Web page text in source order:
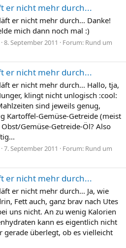
er nicht mehr durch...
er nicht mehr durch... Danke!
mich dann noch mal :)
8. September 2011 Forum: Rund um
er nicht mehr durch...
er nicht mehr durch... Hallo, tja,
klingt nicht unlogisch :cool:
sind jeweils genug,
Kartoffel-Gemüse-Getreide (meist
Gemüse-Getreide-Öl? Also
7. September 2011 Forum: Rund um
er nicht mehr durch...
er nicht mehr durch... Ja, wie
Fett auch, ganz brav nach Utes
uns nicht. An zu wenig Kalorien
kann es eigentlich nicht
gerade überlegt, ob es vielleicht